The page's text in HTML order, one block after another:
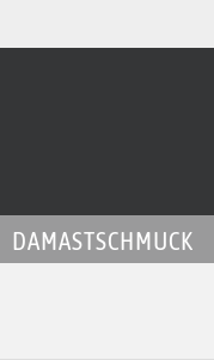
DAMASTSCHMUCK